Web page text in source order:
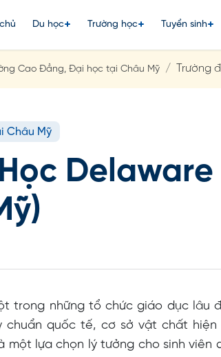
Du học Trường học Tuyển sinh
Cao Đẳng, Đại học tại Châu Mỹ Trường
Châu Mỹ
trong những tổ chức giáo dục lâu
chuẩn quốc tế, cơ sở vật chất
một lựa chọn lý tưởng cho sinh viên